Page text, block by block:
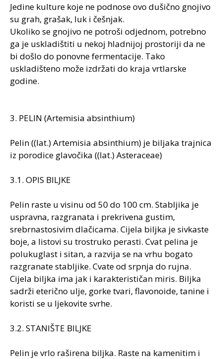
Jedine kulture koje ne podnose ovo dušično gnojivo
su grah, grašak, luk i češnjak.
Ukoliko se gnojivo ne potroši odjednom, potrebno
ga je uskladištiti u nekoj hladnijoj prostoriji da ne
bi došlo do ponovne fermentacije. Tako
uskladišteno može izdržati do kraja vrtlarske
godine.
3. PELIN (Artemisia absinthium)
Pelin ((lat.) Artemisia absinthium) je biljaka trajnica
iz porodice glavočika ((lat.) Asteraceae)
3.1. OPIS BILJKE
Pelin raste u visinu od 50 do 100 cm. Stabljika je
uspravna, razgranata i prekrivena gustim,
srebrnastosivim dlačicama. Cijela biljka je sivkaste
boje, a listovi su trostruko perasti. Cvat pelina je
polukuglast i sitan, a razvija se na vrhu bogato
razgranate stabljike. Cvate od srpnja do rujna.
Cijela biljka ima jak i karakterističan miris. Biljka
sadrži eterično ulje, gorke tvari, flavonoide, tanine i
koristi se u ljekovite svrhe.
3.2. STANIŠTE BILJKE
Pelin je vrlo raširena biljka. Raste na kamenitim i